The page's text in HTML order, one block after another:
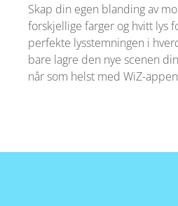
Skap din egen blanding av
forskjellige farger og hvitt lys
perfekte lysstemningen i
bare lagre den nye scenen
når som helst med WiZ-